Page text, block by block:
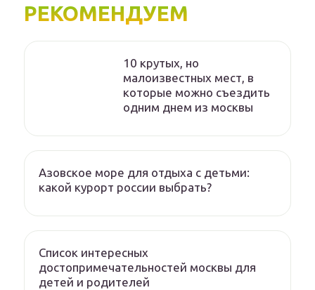
РЕКОМЕНДУЕМ
10 крутых, но
малоизвестных мест, в
которые можно съездить
одним днем из москвы
Азовское море для отдыха с детьми:
какой курорт россии выбрать?
Список интересных
достопримечательностей москвы для
детей и родителей